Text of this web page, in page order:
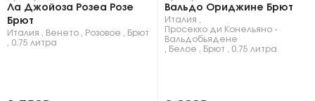
Ла Джойоза Розеа Розе
Брют
Италия Венето Розовое
Брют
0.75 литра
Вальдо Ориджине Брют
Италия
Просекко ди Конельяно -
Вальдобьядене
Белое Брют 0.75 литра